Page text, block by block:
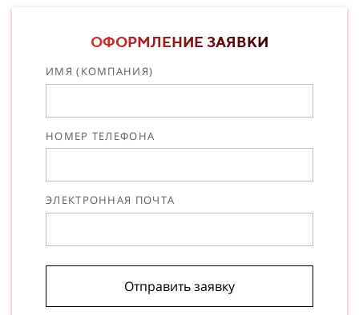
ОФОРМЛЕНИЕ ЗАЯВКИ
ИМЯ (КОМПАНИЯ)
НОМЕР ТЕЛЕФОНА
ЭЛЕКТРОННАЯ ПОЧТА
Отправить заявку